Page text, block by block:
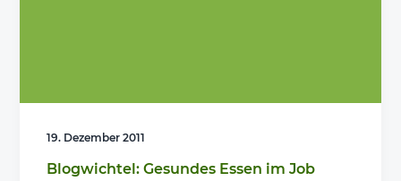
19. Dezember 2011
Blogwichtel: Gesundes Essen im Job